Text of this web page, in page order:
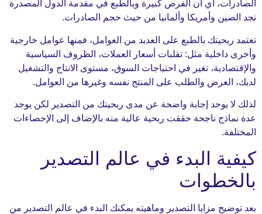
أي أن الفرص كبيرة وبالطبع في مقدمة الدول المصدرة
وأمريكا وألمانيا من حيث حجم الصادرات.
بالطبع على العديد من العوامل، فمنها عوامل خارجية
مثل: تقلبات أسعار العملات، الظروف السياسية
تغير في احتياجات السوق، مستوى الانتاج والتشغيل
والطلب على المنتج نفسه وغيرها من العوامل.
يوجد إجابة واضحة عن مدى ربحيتك من التصدير لكن يوجد
ناجحة حققت ربحية عالية منه بالإضاف إلى الإحصاءات
البدء في عالم التصدير
مزايا التصدير وماهيته يمكنك البدء في عالم التصدير من